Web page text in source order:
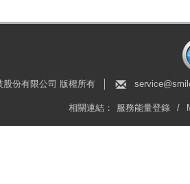
股份有限公司 版權所有
/
服務能量登錄
相關連結：